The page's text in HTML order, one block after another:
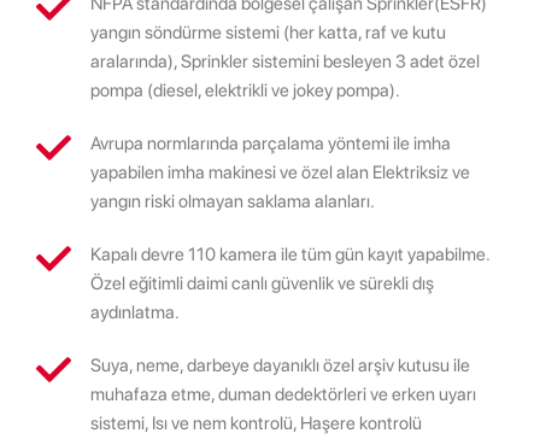
yangın söndürme sistemi (her katta, raf ve kutu
aralarında), Sprinkler sistemini besleyen 3 adet özel
pompa (diesel, elektrikli ve jokey pompa).
Avrupa normlarında parçalama yöntemi ile imha
yapabilen imha makinesi ve özel alan Elektriksiz ve
yangın riski olmayan saklama alanları.
Kapalı devre 110 kamera ile tüm gün kayıt yapabilme.
Özel eğitimli daimi canlı güvenlik ve sürekli dış
aydınlatma.
Suya, neme, darbeye dayanıklı özel arşiv kutusu ile
muhafaza etme, duman dedektörleri ve erken uyarı
sistemi, Isı ve nem kontrolü, Haşere kontrolü